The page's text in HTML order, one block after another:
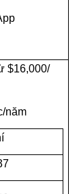
$16,000/
năm